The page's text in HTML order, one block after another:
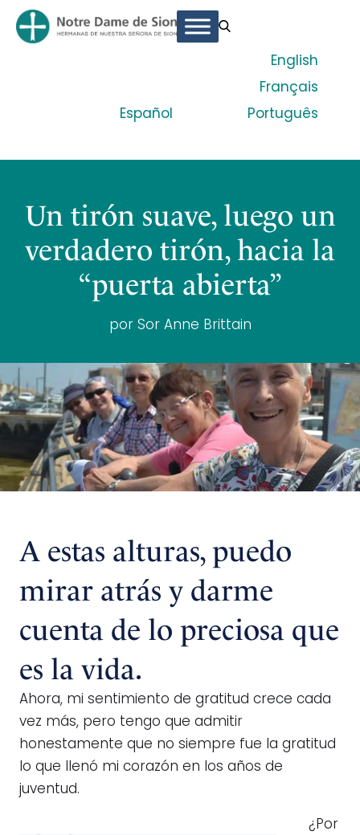
Español
English
Français
Português
Un tirón suave, luego un
verdadero tirón, hacia la
“puerta abierta”
por Sor Anne Brittain
A estas alturas, puedo
mirar atrás y darme
cuenta de lo preciosa que
es la vida.
Ahora, mi sentimiento de gratitud crece cada
vez más, pero tengo que admitir
honestamente que no siempre fue la gratitud
lo que llenó mi corazón en los años de
juventud.
¿Por